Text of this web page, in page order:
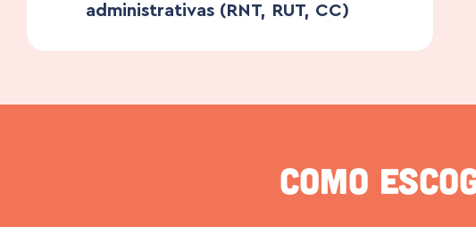
administrativas (RNT, RUT, CC)
Como